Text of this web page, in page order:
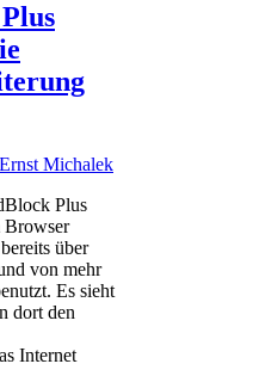
Ernst Michalek
Plus
Browser
über
von mehr
Es sieht
dort den
Internet